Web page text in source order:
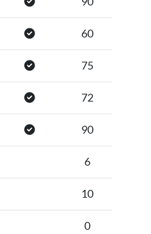
60
75
72
90
6
10
0